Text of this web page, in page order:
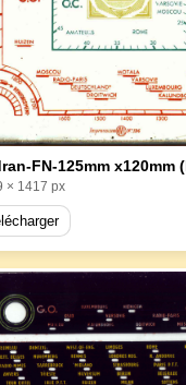
FN-125mm x120mm
× 1417 px